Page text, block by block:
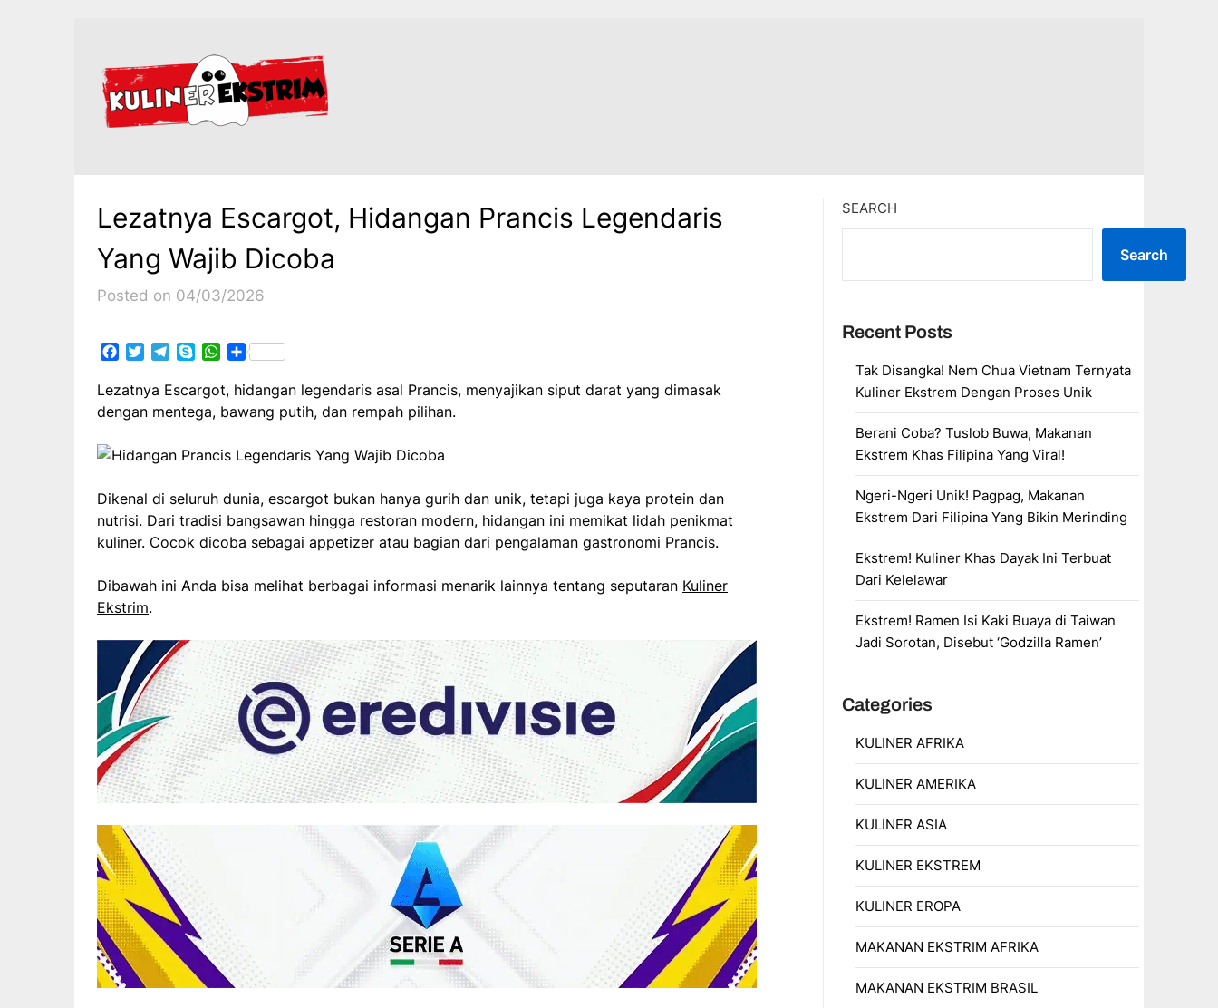
Lezatnya Escargot, Hidangan Prancis Legendaris
Yang Wajib Dicoba
Posted on 04/03/2026
Facebook
TwitterTelegram
SkypeWhatsApp
Share
Lezatnya Escargot, hidangan legendaris asal Prancis, menyajikan siput darat yang dimasak
dengan mentega, bawang putih, dan rempah pilihan.
Dikenal di seluruh dunia, escargot bukan hanya gurih dan unik, tetapi juga kaya protein dan
nutrisi. Dari tradisi bangsawan hingga restoran modern, hidangan ini memikat lidah penikmat
kuliner. Cocok dicoba sebagai appetizer atau bagian dari pengalaman gastronomi Prancis.
Dibawah ini Anda bisa melihat berbagai informasi menarik lainnya tentang seputaran Kuliner
Ekstrim.
SEARCH
Search
Recent Posts
Tak Disangka! Nem Chua Vietnam Ternyata
Kuliner Ekstrem Dengan Proses Unik
Berani Coba? Tuslob Buwa, Makanan
Ekstrem Khas Filipina Yang Viral!
Ngeri-Ngeri Unik! Pagpag, Makanan
Ekstrem Dari Filipina Yang Bikin Merinding
Ekstrem! Kuliner Khas Dayak Ini Terbuat
Dari Kelelawar
Ekstrem! Ramen Isi Kaki Buaya di Taiwan
Jadi Sorotan, Disebut ‘Godzilla Ramen’
Categories
KULINER AFRIKA
KULINER AMERIKA
KULINER ASIA
KULINER EKSTREM
KULINER EROPA
MAKANAN EKSTRIM AFRIKA
MAKANAN EKSTRIM BRASIL